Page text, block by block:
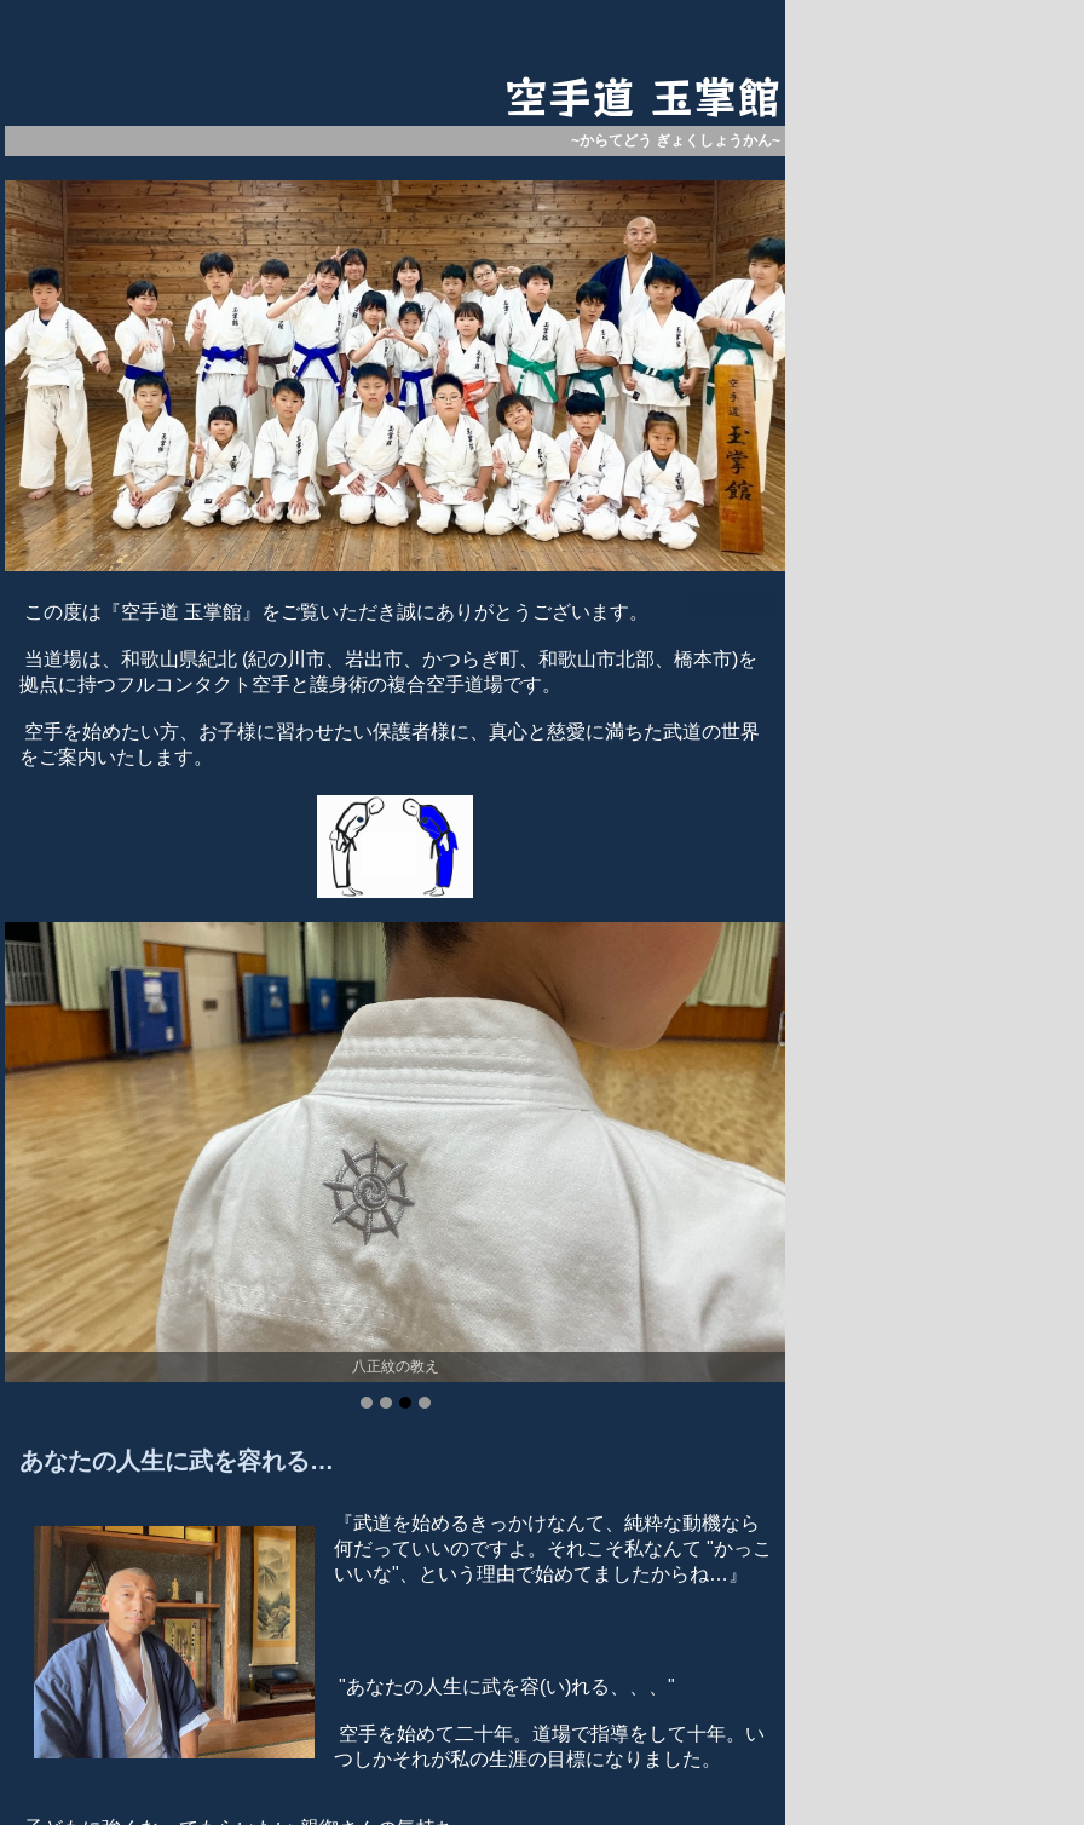
空手道 玉掌館
~からてどう ぎょくしょうかん~
この度は『空手道 玉掌館』をご覧いただき誠にありがとうございます。
当道場は、和歌山県紀北 (紀の川市、岩出市、かつらぎ町、和歌山市北部、橋本市)を
拠点に持つフルコンタクト空手と護身術の複合空手道場です。
空手を始めたい方、お子様に習わせたい保護者様に、真心と慈愛に満ちた武道の世界
をご案内いたします。
八正紋の教え
あなたの人生に武を容れる…
『武道を始めるきっかけなんて、純粋な動機なら
何だっていいのですよ。それこそ私なんて "かっこ
いいな"、という理由で始めてましたからね…』
"あなたの人生に武を容(い)れる、、、"
空手を始めて二十年。道場で指導をして十年。い
つしかそれが私の生涯の目標になりました。